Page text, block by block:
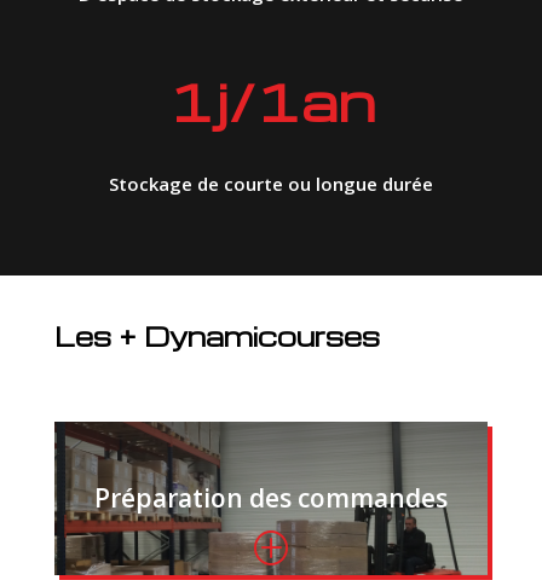
1j/1an
Stockage de courte ou longue durée
Les + Dynamicourses
Préparation des commandes
P